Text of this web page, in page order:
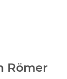
Römer